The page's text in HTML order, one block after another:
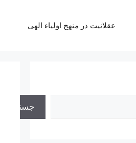
عقلانیت در منهج اولیاء الهی
جستجو